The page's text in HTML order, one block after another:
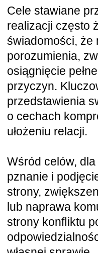
Cele stawiane
realizacji często
świadomości, że
porozumienia,
osiągnięcie
przyczyn.
przedstawienia
o cechach
ułożeniu relacji.
Wśród celów,
pznanie i
strony,
lub naprawa
strony konﬂiktu